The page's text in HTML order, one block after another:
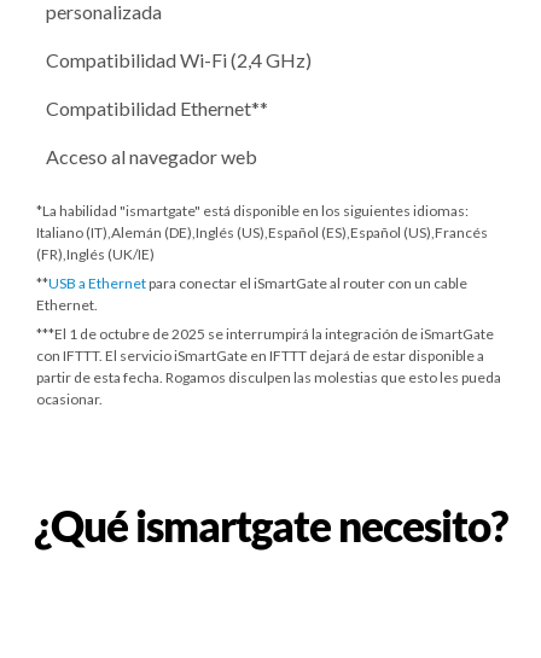
personalizada
Compatibilidad Wi-Fi (2,4 GHz)
Compatibilidad Ethernet**
Acceso al navegador web
*La habilidad "ismartgate" está disponible en los siguientes idiomas:
Italiano (IT),Alemán (DE),Inglés (US),Español (ES),Español (US),Francés
(FR),Inglés (UK/IE)
**USB a Ethernetpara conectar el iSmartGate al router con un cable
Ethernet.
***El 1 de octubre de 2025 se interrumpirá la integración de iSmartGate
con IFTTT. El servicio iSmartGate en IFTTT dejará de estar disponible a
partir de esta fecha. Rogamos disculpen las molestias que esto les pueda
ocasionar.
¿Qué ismartgate necesito?